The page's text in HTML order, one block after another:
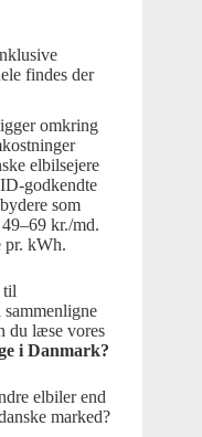
findes der
omkring
elbilsejere
godkendte
som
kr./md.
pr. kWh.
til
du læse vores
i Danmark?
elbiler end
marked?